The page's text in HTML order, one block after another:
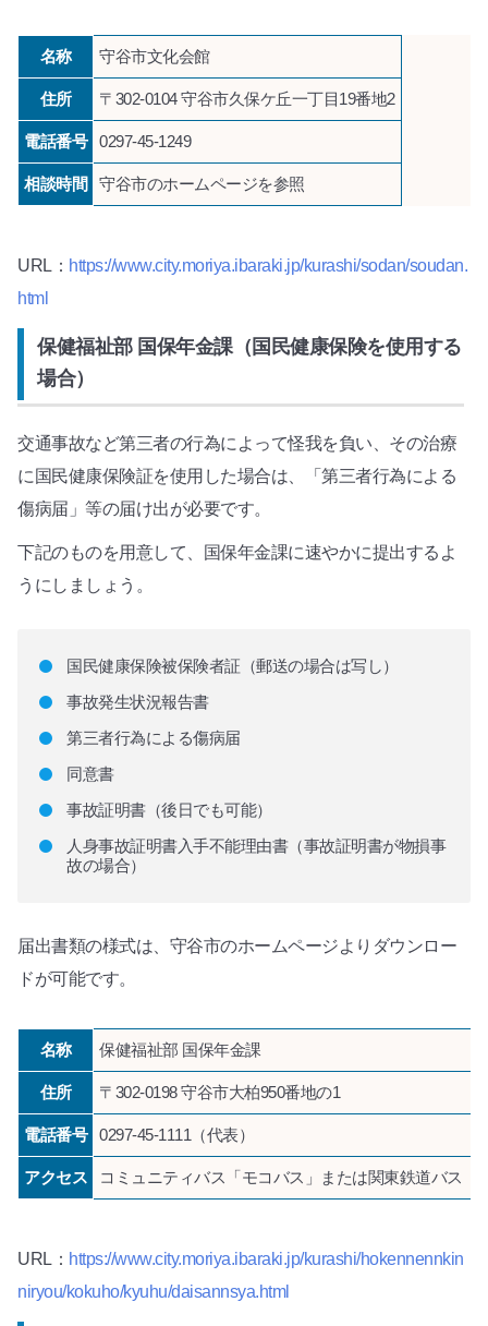
名称 守谷市文化会館
住所 〒302-0104 守谷市久保ケ丘一丁目19番地2
電話番号 0297-45-1249
相談時間 守谷市のホームページを参照
URL： https://www.city.moriya.ibaraki.jp/kurashi/sodan/soudan.
html
保健福祉部 国保年金課（国民健康保険を使用する
場合）
交通事故など第三者の行為によって怪我を負い、その治療
に国民健康保険証を使用した場合は、「第三者行為による
傷病届」等の届け出が必要です。
下記のものを用意して、国保年金課に速やかに提出するよ
うにしましょう。
国民健康保険被保険者証（郵送の場合は写し）
事故発生状況報告書
第三者行為による傷病届
同意書
事故証明書（後日でも可能）
人身事故証明書入手不能理由書（事故証明書が物損事
故の場合）
届出書類の様式は、守谷市のホームページよりダウンロー
ドが可能です。
名称 保健福祉部 国保年金課
住所 〒302-0198 守谷市大柏950番地の1
電話番号 0297-45-1111（代表）
アクセス コミュニティバス「モコバス」または関東鉄道バス「
URL： https://www.city.moriya.ibaraki.jp/kurashi/hokennennkin
niryou/kokuho/kyuhu/daisannsya.html